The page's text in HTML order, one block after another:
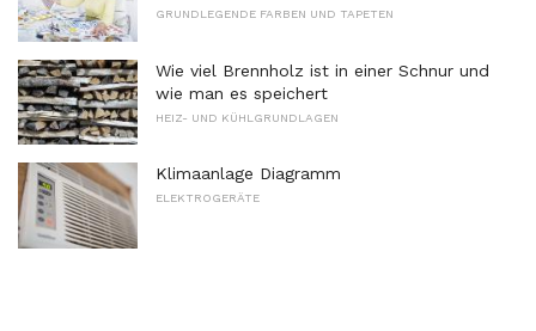
GRUNDLEGENDE FARBEN UND TAPETEN
Wie viel Brennholz ist in einer Schnur und
wie man es speichert
HEIZ- UND KÜHLGRUNDLAGEN
Klimaanlage Diagramm
ELEKTROGERÄTE